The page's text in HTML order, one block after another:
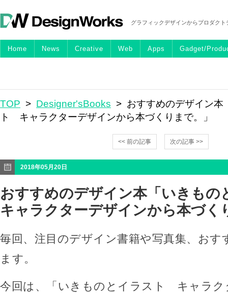
グラフィックデザインからプロダク
Home News Creative Web Apps Gadget/
TOP > Designer'sBooks > おすすめのデザイン本
ト キャラクターデザインから本づくりまで。」
<< 前の記事 次の記事 >>
2018年05月20日
おすすめのデザイン本「いきも
キャラクターデザインから本づく
毎回、注目のデザイン書籍や写真集、おす
ます。
今回は、「いきものとイラスト キャラク